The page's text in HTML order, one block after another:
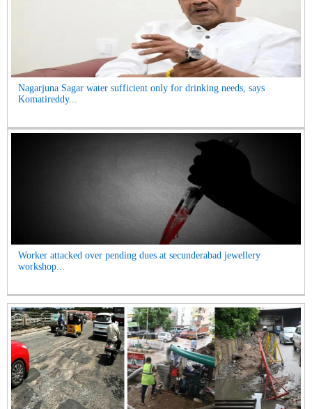
Nagarjuna Sagar water sufficient only for drinking needs, says
Komatireddy...
Worker attacked over pending dues at secunderabad jewellery
workshop...